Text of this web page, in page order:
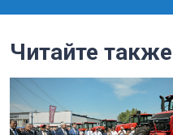
Читайте также